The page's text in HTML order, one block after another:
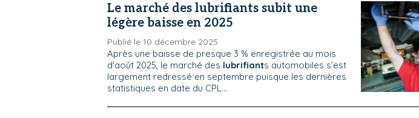
Le marché des lubrifiants subit une
légère baisse en 2025
Publié le 10 décembre 2025
Après une baisse de presque 3 % enregistrée au mois
d'août 2025, le marché des lubrifiants automobiles s’est
largement redressé en septembre puisque les dernières
statistiques en date du CPL...